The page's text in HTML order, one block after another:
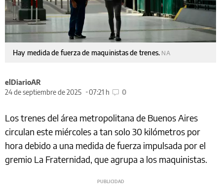
Hay medida de fuerza de maquinistas de trenes. NA
elDiarioAR
24 de septiembre de 2025
07:21 h 0
Los trenes del área metropolitana de Buenos Aires
circulan este miércoles a tan solo 30 kilómetros por
hora debido a una medida de fuerza impulsada por el
gremio La Fraternidad, que agrupa a los maquinistas.